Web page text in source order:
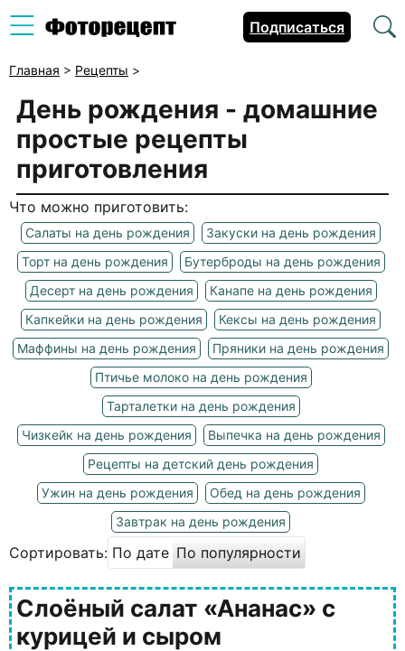
Подписаться
Главная > Рецепты >
День рождения - домашние
простые рецепты
приготовления
Что можно приготовить:
Салаты на день рождения
Закуски на день рождения
Торт на день рождения
Бутерброды на день рождения
Десерт на день рождения
Канапе на день рождения
Капкейки на день рождения
Кексы на день рождения
Маффины на день рождения
Пряники на день рождения
Птичье молоко на день рождения
Тарталетки на день рождения
Чизкейк на день рождения
Выпечка на день рождения
Рецепты на детский день рождения
Ужин на день рождения
Обед на день рождения
Завтрак на день рождения
Сортировать: По дате По популярности
Слоёный салат «Ананас» с
курицей и сыром